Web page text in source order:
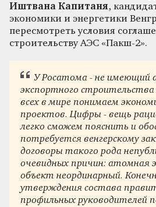
Иштвана Капитаня,
экономики и энергетики
пересмотреть условия
строительству АЭС «Пакш-2».
У Росатома - не имеющий
экспортного
всех в мире понимаем
проектов. Цифры - вещь
легко сможем пояснить и
потребуется венгерскому
договоры такого рода
очевидных причин: атомная
объект неординарный.
утверждения состава
профильных руководителей